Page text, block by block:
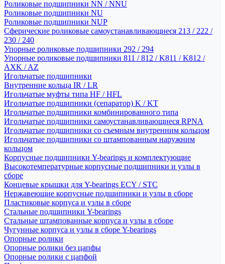
Роликовые подшипники NN / NNU
Роликовые подшипники NU
Роликовые подшипники NUP
Сферические роликовые самоустанавливающиеся 213 / 222 /
230 / 240
Упорные роликовые подшипники 292 / 294
Упорные роликовые подшипники 811 / 812 / K811 / K812 /
AXK / AZ
Игольчатые подшипники
Внутренние кольца IR / LR
Игольчатые муфты типа HF / HFL
Игольчатые подшипники (сепаратор) K / KT
Игольчатые подшипники комбинированного типа
Игольчатые подшипники самоустанавливающиеся RPNA
Игольчатые подшипники со съемным внутренним кольцом
Игольчатые подшипники со штампованным наружним
кольцом
Корпусные подшипники Y-bearings и комплектующие
Высокотемпературные корпусные подшипники и узлы в
сборе
Концевые крышки для Y-bearings ECY / STC
Нержавеющие корпусные подшипники и узлы в сборе
Пластиковые корпуса и узлы в сборе
Стальные подшипники Y-bearings
Стальные штампованные корпуса и узлы в сборе
Чугунные корпуса и узлы в сборе Y-bearings
Опорные ролики
Опорные ролики без цапфы
Опорные ролики с цапфой